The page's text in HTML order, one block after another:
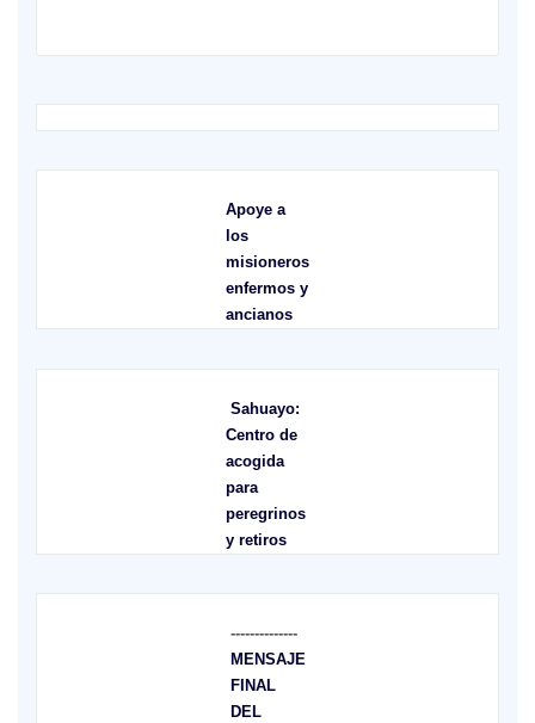
Apoye a
los
misioneros
enfermos y
ancianos
Sahuayo:
Centro de
acogida
para
peregrinos
y retiros
--------------
MENSAJE
FINAL
DEL